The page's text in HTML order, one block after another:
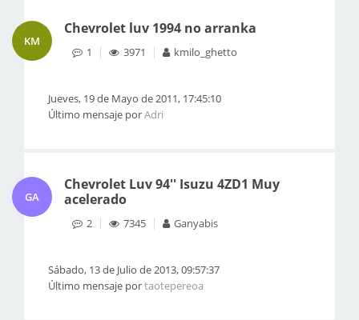
KM
Chevrolet luv 1994 no arranka
1 3971 kmilo_ghetto
Jueves, 19 de Mayo de 2011, 17:45:10
Último mensaje porAdri
GA
Chevrolet Luv 94'' Isuzu 4ZD1 Muy
acelerado
2 7345 Ganyabis
Sábado, 13 de Julio de 2013, 09:57:37
Último mensaje portaotepereoa